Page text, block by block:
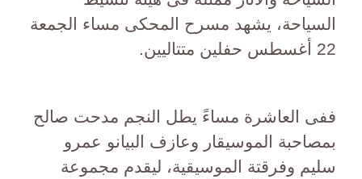
السياحة، يشهد مسرح المحكى مساء الجمعة
22 أغسطس حفلين متتاليين.
ففى العاشرة مساءً يطل النجم مدحت صالح
بمصاحبة الموسيقار وعازف البيانو عمرو
سليم وفرقتة الموسيقية، ليقدم مجموعة